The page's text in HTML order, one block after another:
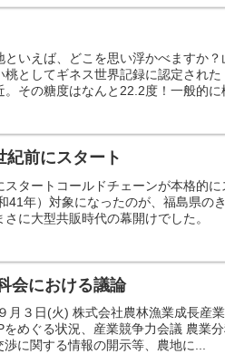
いえば、どこを思い浮かべますか
としてギネス世界記録に認定された
その糖度はなんと22.2度！一般的に
紀前にスタート
タートコールドチェーンが本格的
41年）対象になったのが、福島県の
に大型共販時代の幕開けでした。
会における議論
３日(火) 株式会社農林漁業成長産業
めぐる状況、産業競争力会議 農業
に関する情報の開示等、農地に...